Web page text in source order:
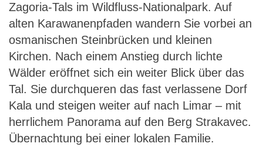
Zagoria-Tals im Wildfluss-Nationalpark. Auf
alten Karawanenpfaden wandern Sie vorbei an
osmanischen Steinbrücken und kleinen
Kirchen. Nach einem Anstieg durch lichte
Wälder eröffnet sich ein weiter Blick über das
Tal. Sie durchqueren das fast verlassene Dorf
Kala und steigen weiter auf nach Limar – mit
herrlichem Panorama auf den Berg Strakavec.
Übernachtung bei einer lokalen Familie.